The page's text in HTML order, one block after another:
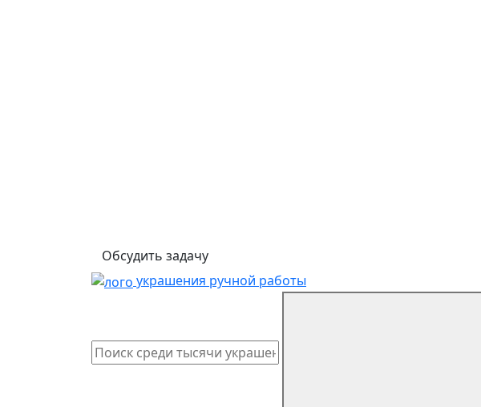
Обсудить задачу
украшения ручной работы